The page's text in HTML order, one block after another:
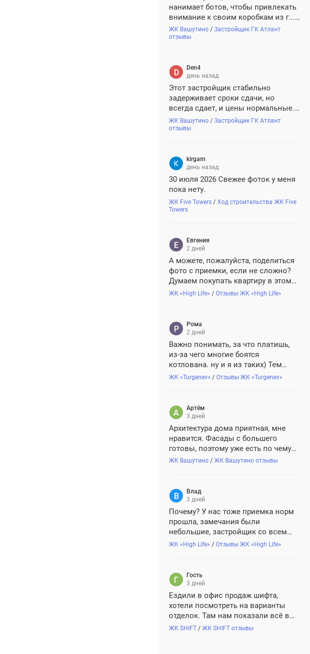
нанимает ботов, чтобы привлекать
внимание к своим коробкам из г...
и палок. Осторожно, не ведитесь
ЖК Вашутино / Застройщик ГК Атлант
отзывы
Den4
день назад
Этот застройщик стабильно
задерживает сроки сдачи, но
всегда сдает, и цены нормальные.
Плюс аккредитован во всех
крупных банках. Думаю, все будет
ЖК Вашутино / Застройщик ГК Атлант
отзывы
kirgam
день назад
30 июля 2026 Свежее фоток у меня
пока нету.
ЖК Five Towers / Ход строительства ЖК Five
Towers
Евгения
2 дней
А можете, пожалуйста, поделиться
фото с приемки, если не сложно?
Думаем покупать квартиру в этом
жк, хочется понимать, с чем
ЖК «High Life» / Отзывы ЖК «High Life»
Рома
2 дней
Важно понимать, за что платишь,
из-за чего многие боятся
котлована. ну и я из таких) Тем
более когда за ту же стоимость
что квартиры с отделкой уже
готовые, качественные
натуральные...
ЖК «Turgenev» / Отзывы ЖК «Turgenev»
Артём
3 дней
Архитектура дома приятная, мне
нравится. Фасады с большего
готовы, поэтому уже есть по чему
судить. Надеюсь, застройщик не
рендерах все выглядит дорого.
ЖК Вашутино / ЖК Вашутино отзывы
Влад
3 дней
Почему? У нас тоже приемка норм
прошла, замечания были
небольшие, застройщик со всем
согласился. Качество нормальное.
пользователь, странно))
ЖК «High Life» / Отзывы ЖК «High Life»
Гость
3 дней
Ездили в офис продаж шифта,
хотели посмотреть на варианты
отделок. Там нам показали всё в
виртуальном формате, но мы всё
ЖК SHIFT / ЖК SHIFT отзывы
Клубный город Примавера — Оазис тишины
Спальня в подарок при покупке квартиры в августе. Свой экопарк 17га, первая